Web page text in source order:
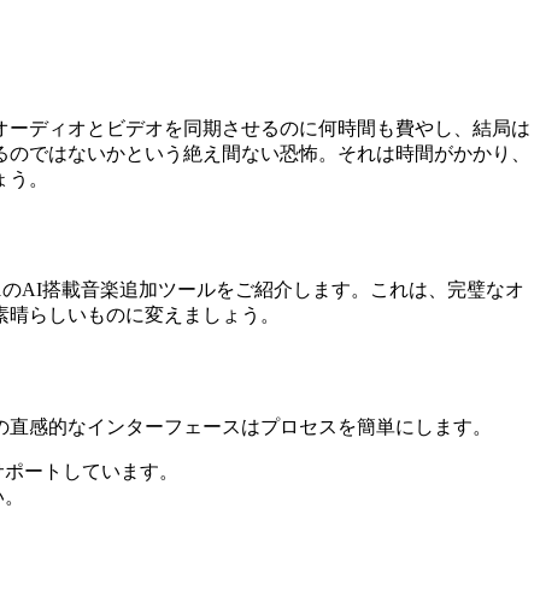
ディオとビデオを同期させるのに何時間も費やし、結局は
ではないかという絶え間ない恐怖。それは時間がかかり、
。
AI搭載音楽追加ツールをご紹介します。これは、完璧なオ
らしいものに変えましょう。
感的なインターフェースはプロセスを簡単にします。
ートしています。